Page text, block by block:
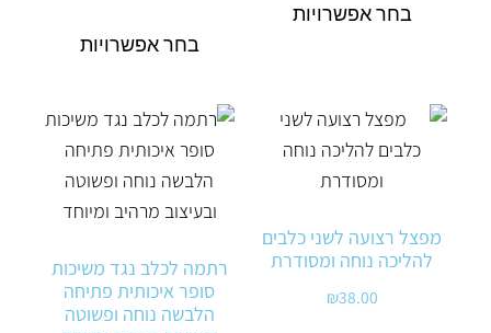
בחר אפשרויות
בחר אפשרויות
מפצל רצועה לשני כלבים
להליכה נוחה ומסודרת
₪38.00
רתמה לכלב נגד משיכות
סופר איכותית פתיחה
הלבשה נוחה ופשוטה